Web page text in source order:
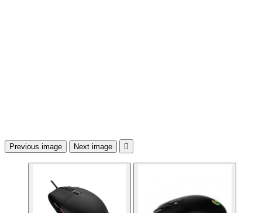
Previous image Next image 